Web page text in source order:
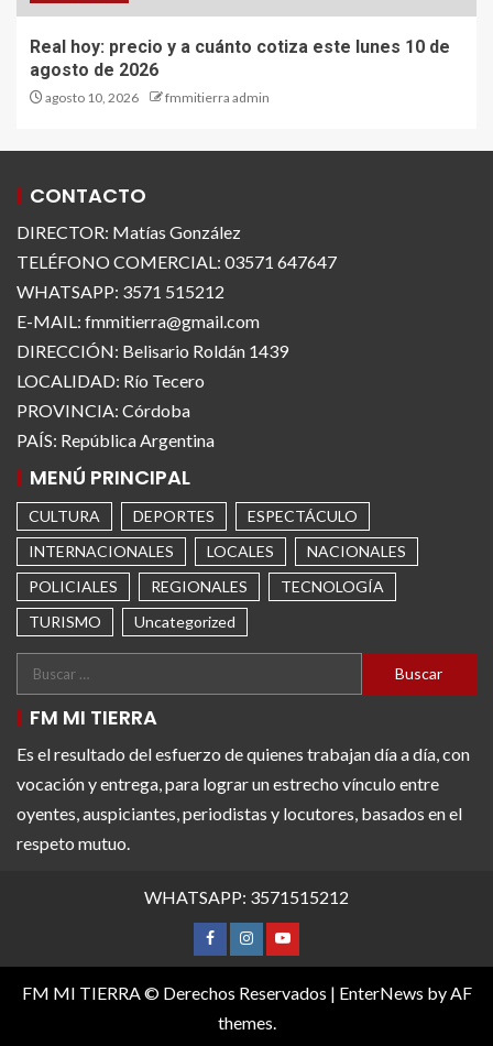
Real hoy: precio y a cuánto cotiza este lunes 10 de
agosto de 2026
agosto 10, 2026 fmmitierra admin
CONTACTO
DIRECTOR: Matías González
TELÉFONO COMERCIAL: 03571 647647
WHATSAPP: 3571 515212
E-MAIL: fmmitierra@gmail.com
DIRECCIÓN: Belisario Roldán 1439
LOCALIDAD: Río Tecero
PROVINCIA: Córdoba
PAÍS: República Argentina
MENÚ PRINCIPAL
CULTURA DEPORTES
ESPECTÁCULO
INTERNACIONALES
LOCALES
NACIONALES
POLICIALES
REGIONALES
TECNOLOGÍA
TURISMO
Uncategorized
FM MI TIERRA
Es el resultado del esfuerzo de quienes trabajan día a día, con
vocación y entrega, para lograr un estrecho vínculo entre
oyentes, auspiciantes, periodistas y locutores, basados en el
respeto mutuo.
WHATSAPP: 3571515212
FM MI TIERRA © Derechos Reservados | EnterNews by AF
themes.